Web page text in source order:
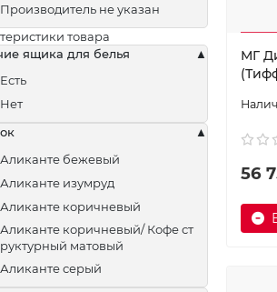
Производитель не указан
товара
ящика для белья
Есть
Нет
Аликанте бежевый
Аликанте изумруд
Аликанте коричневый
Аликанте коричневый/ Кофе ст
руктурный матовый
Аликанте серый
МГ
56